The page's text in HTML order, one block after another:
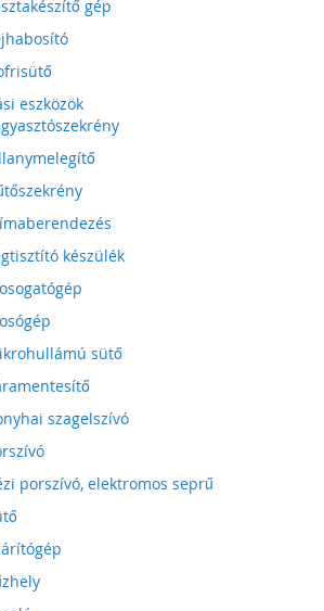
gép
eszközök
készülék
sütő
szagelszívó
porszívó, elektromos seprű